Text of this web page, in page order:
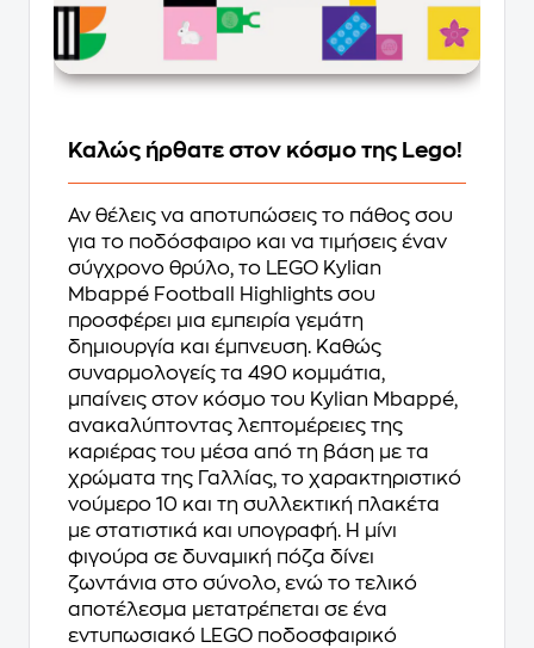
Καλώς ήρθατε στον κόσμο της Lego!
Αν θέλεις να αποτυπώσεις το πάθος σου
για το ποδόσφαιρο και να τιμήσεις έναν
σύγχρονο θρύλο, το LEGO Kylian
Mbappé Football Highlights σου
προσφέρει μια εμπειρία γεμάτη
δημιουργία και έμπνευση. Καθώς
συναρμολογείς τα 490 κομμάτια,
μπαίνεις στον κόσμο του Kylian Mbappé,
ανακαλύπτοντας λεπτομέρειες της
καριέρας του μέσα από τη βάση με τα
χρώματα της Γαλλίας, το χαρακτηριστικό
νούμερο 10 και τη συλλεκτική πλακέτα
με στατιστικά και υπογραφή. Η μίνι
φιγούρα σε δυναμική πόζα δίνει
ζωντάνια στο σύνολο, ενώ το τελικό
αποτέλεσμα μετατρέπεται σε ένα
εντυπωσιακό LEGO ποδοσφαιρικό